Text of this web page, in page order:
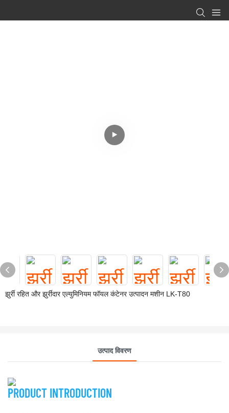
झुर्री रहित और झुर्रीदार एल्युमिनियम फॉयल कंटेनर उत्पादन मशीन LK-T80
उत्पाद विवरण
PRODUCT INTRODUCTION